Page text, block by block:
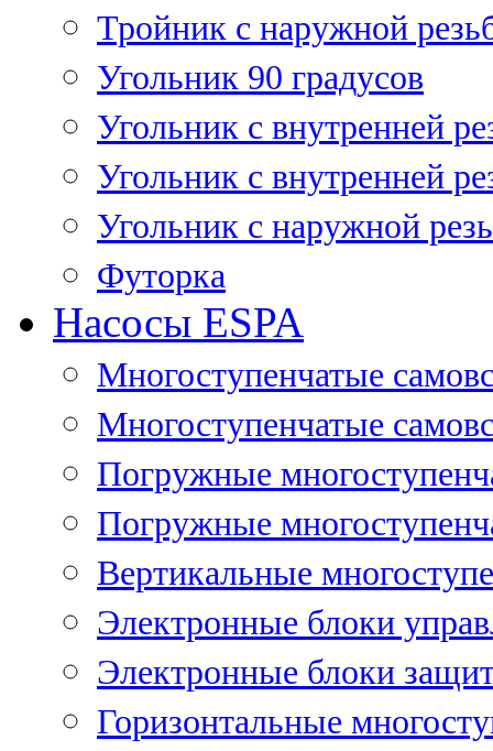
Тройник с наружной
Угольник 90 градусов
Угольник c внутренней
Угольник с внутренней
Угольник с наружной
Футорка
Насосы ESPA
Многоступенчатые
Многоступенчатые
Погружные
Погружные
Вертикальные
Электронные блоки
Электронные блоки
Горизонтальные